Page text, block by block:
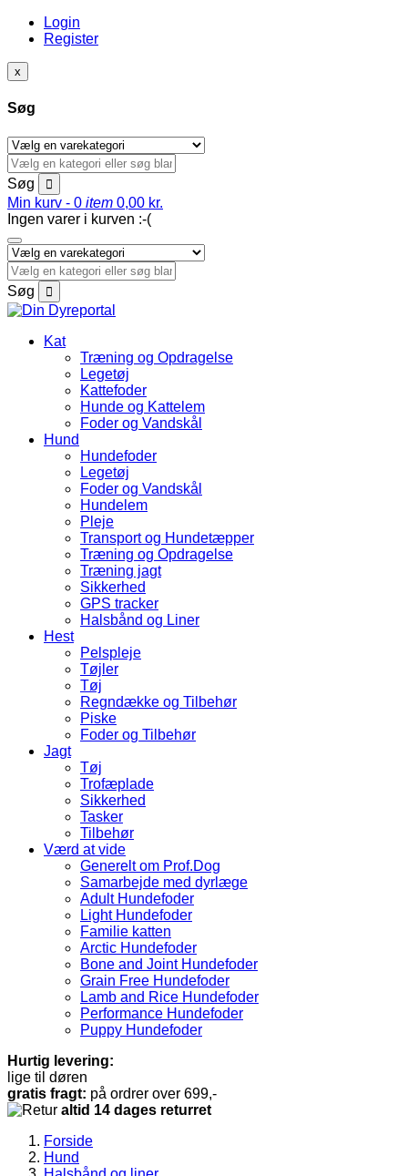
Login
Register
x
Søg
Søg
Min kurv - 0 item 0,00 kr.
Ingen varer i kurven :-(
Søg
Kat
Træning og Opdragelse
Legetøj
Kattefoder
Hunde og Kattelem
Foder og Vandskål
Hund
Hundefoder
Legetøj
Foder og Vandskål
Hundelem
Pleje
Transport og Hundetæpper
Træning og Opdragelse
Træning jagt
Sikkerhed
GPS tracker
Halsbånd og Liner
Hest
Pelspleje
Tøjler
Tøj
Regndække og Tilbehør
Piske
Foder og Tilbehør
Jagt
Tøj
Trofæplade
Sikkerhed
Tasker
Tilbehør
Værd at vide
Generelt om Prof.Dog
Samarbejde med dyrlæge
Adult Hundefoder
Light Hundefoder
Familie katten
Arctic Hundefoder
Bone and Joint Hundefoder
Grain Free Hundefoder
Lamb and Rice Hundefoder
Performance Hundefoder
Puppy Hundefoder
Hurtig levering:
lige til døren
gratis fragt: på ordrer over 699,-
altid 14 dages returret
Forside
Hund